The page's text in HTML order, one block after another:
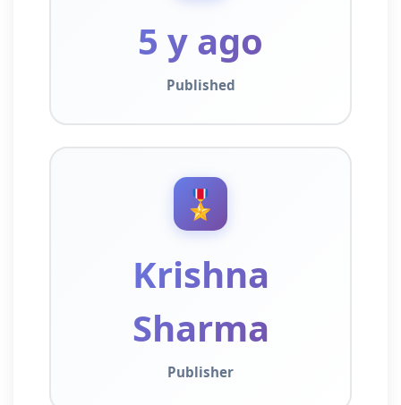
5 y ago
Published
🎖️
Krishna
Sharma
Publisher